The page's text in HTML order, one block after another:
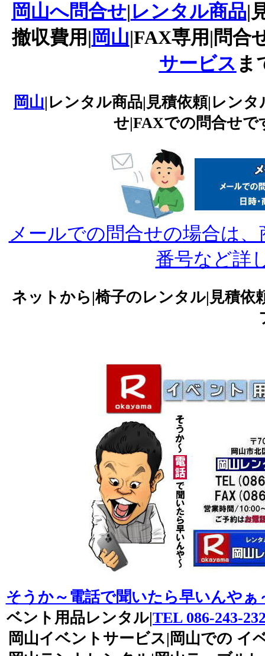
岡山へ問合せ|レンタル商品|
撤収費用| 岡山|FAX専用|問合
サービス ま
岡山|レンタル商品|見積依頼|レン
せ|FAXでの問合せで
メールでの問合せの場合は
番号など詳
ネットから|椅子のレンタル|見積依
そうか～電話で聞いたら早いんやぁ
ベント用品レンタル|TEL 086-243-
岡山イベントサービス|岡山での イ